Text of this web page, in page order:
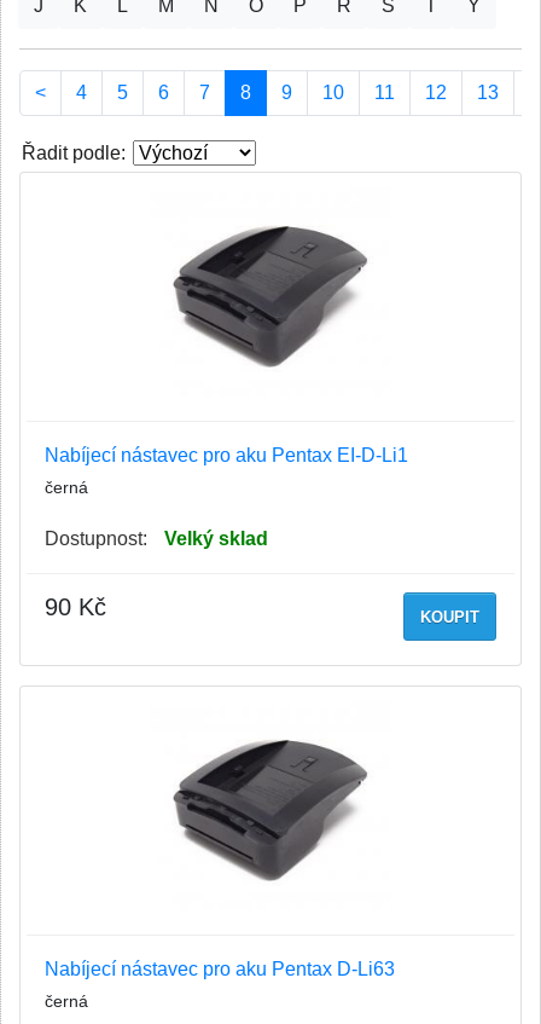
J K L M N O P R S T Y
< 4 5 6 7 8(current)
9 10 11 12 13
Řadit podle:
Nabíjecí nástavec pro aku Pentax EI-D-Li1
černá
Dostupnost: Velký sklad
KOUPIT
90 Kč
Nabíjecí nástavec pro aku Pentax D-Li63
černá